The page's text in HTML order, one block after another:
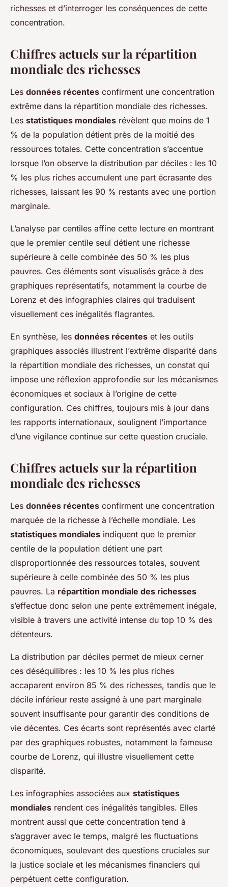
richesses et d’interroger les conséquences de cette
concentration.
Chiffres actuels sur la répartition
mondiale des richesses
Les données récentes confirment une concentration
extrême dans la répartition mondiale des richesses.
Les statistiques mondiales révèlent que moins de 1
% de la population détient près de la moitié des
ressources totales. Cette concentration s’accentue
lorsque l’on observe la distribution par déciles : les 10
% les plus riches accumulent une part écrasante des
richesses, laissant les 90 % restants avec une portion
marginale.
L’analyse par centiles affine cette lecture en montrant
que le premier centile seul détient une richesse
supérieure à celle combinée des 50 % les plus
pauvres. Ces éléments sont visualisés grâce à des
graphiques représentatifs, notamment la courbe de
Lorenz et des infographies claires qui traduisent
visuellement ces inégalités flagrantes.
En synthèse, les données récentes et les outils
graphiques associés illustrent l’extrême disparité dans
la répartition mondiale des richesses, un constat qui
impose une réflexion approfondie sur les mécanismes
économiques et sociaux à l’origine de cette
configuration. Ces chiffres, toujours mis à jour dans
les rapports internationaux, soulignent l’importance
d’une vigilance continue sur cette question cruciale.
Chiffres actuels sur la répartition
mondiale des richesses
Les données récentes confirment une concentration
marquée de la richesse à l’échelle mondiale. Les
statistiques mondiales indiquent que le premier
centile de la population détient une part
disproportionnée des ressources totales, souvent
supérieure à celle combinée des 50 % les plus
pauvres. La répartition mondiale des richesses
s’effectue donc selon une pente extrêmement inégale,
visible à travers une activité intense du top 10 % des
détenteurs.
La distribution par déciles permet de mieux cerner
ces déséquilibres : les 10 % les plus riches
accaparent environ 85 % des richesses, tandis que le
décile inférieur reste assigné à une part marginale
souvent insuffisante pour garantir des conditions de
vie décentes. Ces écarts sont représentés avec clarté
par des graphiques robustes, notamment la fameuse
courbe de Lorenz, qui illustre visuellement cette
disparité.
Les infographies associées aux statistiques
mondiales rendent ces inégalités tangibles. Elles
montrent aussi que cette concentration tend à
s’aggraver avec le temps, malgré les fluctuations
économiques, soulevant des questions cruciales sur
la justice sociale et les mécanismes financiers qui
perpétuent cette configuration.